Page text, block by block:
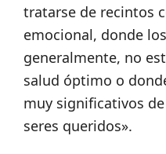
tratarse de recintos
emocional, donde
generalmente, no
salud óptimo o
muy significativos
seres queridos».